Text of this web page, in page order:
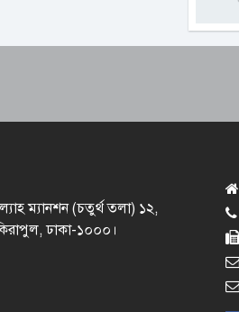
ম্যানশন (চতুর্থ তলা) ১২,
ঢাকা-১০০০।